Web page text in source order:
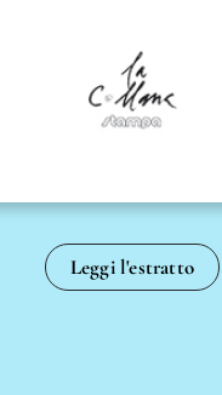
Leggi l'estratto